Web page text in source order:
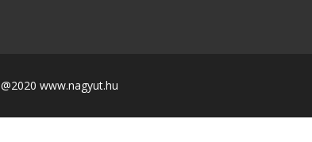
@2020 www.nagyut.hu